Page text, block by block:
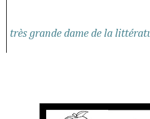
très grande dame de la